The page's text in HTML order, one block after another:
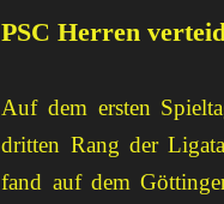
PSC Herren
Auf dem ersten
dritten Rang der
fand auf dem